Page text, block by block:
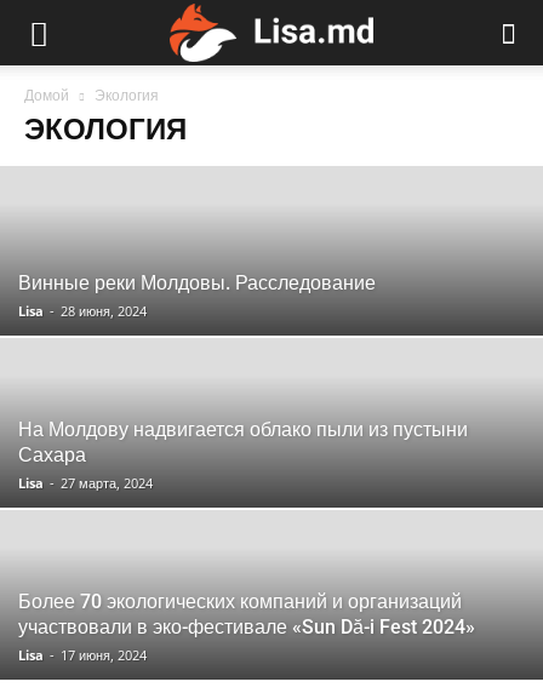
Домой Экология
ЭКОЛОГИЯ
Винные реки Молдовы. Расследование
Lisa - 28 июня, 2024
На Молдову надвигается облако пыли из пустыни
Сахара
Lisa - 27 марта, 2024
Более 70 экологических компаний и организаций
участвовали в эко-фестивале «Sun Dă-i Fest 2024»
Lisa - 17 июня, 2024